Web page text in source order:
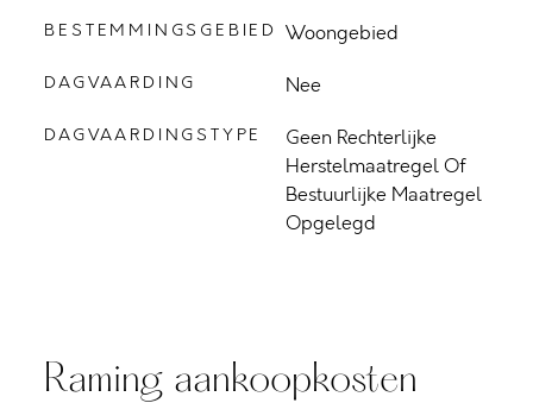
BESTEMMINGSGEBIED Woongebied
DAGVAARDING Nee
DAGVAARDINGSTYPE
Geen Rechterlijke
Herstelmaatregel Of
Bestuurlijke Maatregel
Opgelegd
Raming aankoopkosten